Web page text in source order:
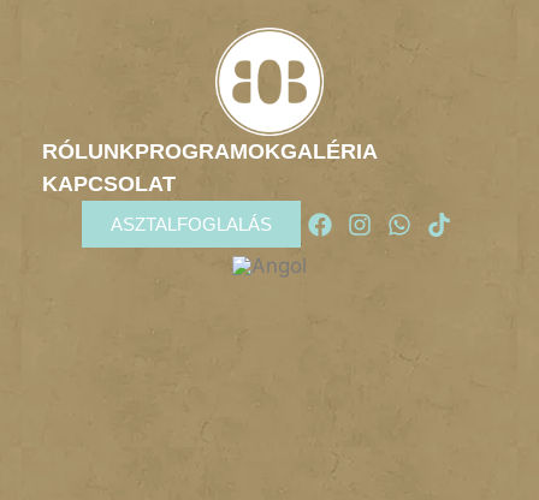
RÓLUNKPROGRAMOKGALÉRIA
KAPCSOLAT
ASZTALFOGLALÁS